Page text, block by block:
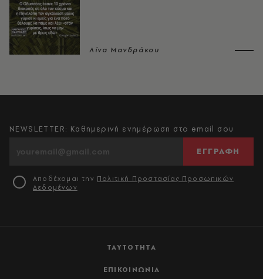
Λίνα Μανδράκου
ΤΑΥΤΟΤΗΤΑ
ΕΠΙΚΟΙΝΩΝΙΑ
NEWSLETTER: Καθημερινή ενημέρωση στο email σου
ΕΓΓΡΑΦΗ
Αποδέχομαι την Πολιτική Προστασίας Προσωπικών
Δεδομένων